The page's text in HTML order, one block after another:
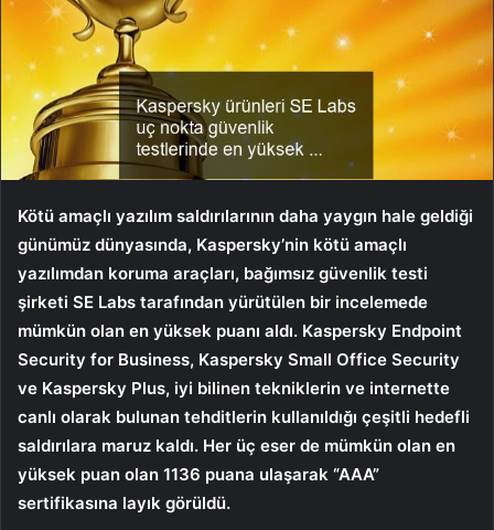
Kötü amaçlı yazılım saldırılarının daha yaygın hale geldiği
günümüz dünyasında, Kaspersky’nin kötü amaçlı
yazılımdan koruma araçları, bağımsız güvenlik testi
şirketi SE Labs tarafından yürütülen bir incelemede
mümkün olan en yüksek puanı aldı. Kaspersky Endpoint
Security for Business, Kaspersky Small Office Security
ve Kaspersky Plus, iyi bilinen tekniklerin ve internette
canlı olarak bulunan tehditlerin kullanıldığı çeşitli hedefli
saldırılara maruz kaldı. Her üç eser de mümkün olan en
yüksek puan olan 1136 puana ulaşarak “AAA”
sertifikasına layık görüldü.